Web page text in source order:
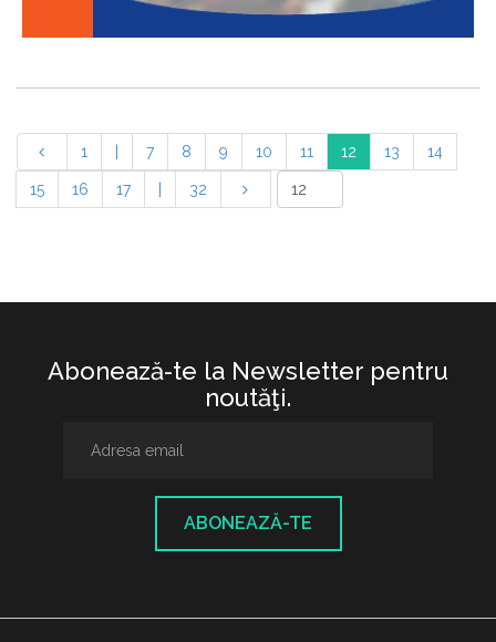
1 7 8 9 10 11 12 13 14
15 16 17 32
Abonează-te la Newsletter pentru
noutăţi.
ABONEAZĂ-TE